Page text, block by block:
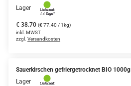
Lager
€ 38.70 (€ 77.40 / 1kg)
inkl. MWST
zzgl. Versandkosten
Sauerkirschen gefriergetrocknet BIO 1000g
Lager